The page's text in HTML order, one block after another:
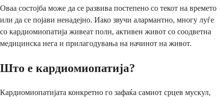
Оваа состојба може да се развива постепено со текот на времето
или да се појави ненадејно. Иако звучи алармантно, многу луѓе
со кардиомиопатија живеат полн, активен живот со соодветна
медицинска нега и прилагодувања на начинот на живот.
Што е кардиомиопатија?
Кардиомиопатијата конкретно го зафаќа самиот срцев мускул,